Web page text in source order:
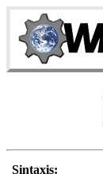
Sintaxis: